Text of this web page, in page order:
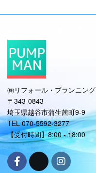
㈱リフォール・プランニング
〒343-0843
埼玉県越谷市蒲生茜町9-9
TEL 070-5592-3277
【受付時間】8:00 - 18:00